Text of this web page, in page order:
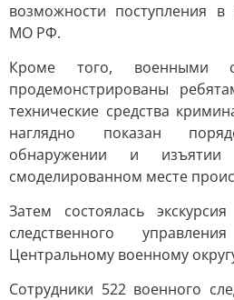
возможности поступления в
МО РФ.
Кроме того, военными
продемонстрированы
технические средства
наглядно показан
обнаружении и
смоделированном месте
Затем состоялась
следственного
Центральному военному
Сотрудники 522 военного